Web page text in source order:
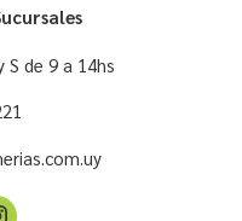
S de 9 a 14hs